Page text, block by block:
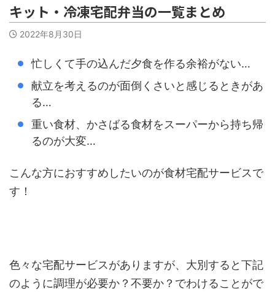
キット・冷凍宅配弁当の一覧まとめ
2022年8月30日
忙しくて手の込んだ夕食を作る余裕がない…
献立を考えるのが面倒くさいと感じるときがあ
る…
重い食材、かさばる食材をスーパーから持ち帰
るのが大変…
こんな方におすすめしたいのが食材宅配サービスで
す！
色々な宅配サービスがありますが、大別すると下記
のように調理が必要か？不要か？でわけることがで